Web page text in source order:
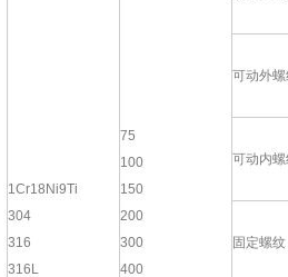
1Cr18Ni9Ti
304
316
316L
75
100
150
200
300
400
可动外
可动内
固定螺纹